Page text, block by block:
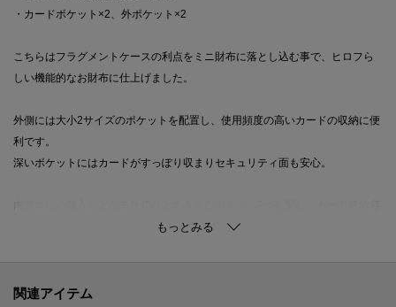
・カードポケット×2、外ポケット×2
こちらはフラグメントケースの利点をミニ財布に落とし込む事で、ヒロフら
しい機能的なお財布に仕上げました。
外側には大小2サイズのポケットを配置し、使用頻度の高いカードの収納に便
利です。
深いポケットにはカードがすっぽり収まりセキュリティ面も安心。
関連アイテム